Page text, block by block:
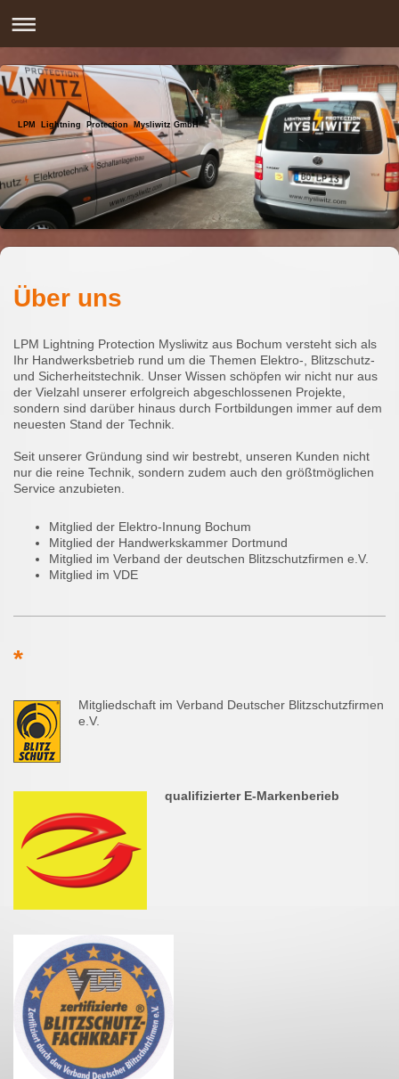
LPM Lightning Protection Mysliwitz GmbH
Über uns
LPM Lightning Protection Mysliwitz aus Bochum versteht sich als
Ihr Handwerksbetrieb rund um die Themen Elektro-, Blitzschutz-
und Sicherheitstechnik. Unser Wissen schöpfen wir nicht nur aus
der Vielzahl unserer erfolgreich abgeschlossenen Projekte,
sondern sind darüber hinaus durch Fortbildungen immer auf dem
neuesten Stand der Technik.
Seit unserer Gründung sind wir bestrebt, unseren Kunden nicht
nur die reine Technik, sondern zudem auch den größtmöglichen
Service anzubieten.
Mitglied der Elektro-Innung Bochum
Mitglied der Handwerkskammer Dortmund
Mitglied im Verband der deutschen Blitzschutzfirmen e.V.
Mitglied im VDE
*
Mitgliedschaft im Verband Deutscher Blitzschutzfirmen
e.V.
qualifizierter E-Markenberieb